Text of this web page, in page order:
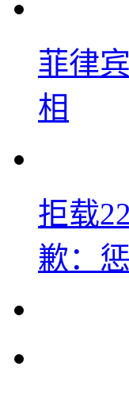
菲律
相
拒载
歉：